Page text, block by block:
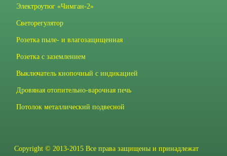
Электроутюг «Чимган-2»
Светорегулятор
Розетка пыле- и влагозащищенная
Розетка с заземлением
Выключатель кнопочный с индикацией
Дровяная отопительно-варочная печь
Потолок металлический подвесной
Copyright © 2013-2015 Все права защищены и принадлежат